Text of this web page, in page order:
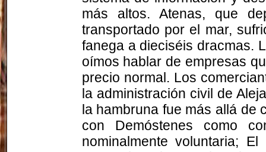
más altos. Atenas, que
transportado por el mar,
fanega a dieciséis dracmas.
oímos hablar de empresas
precio normal. Los
la administración civil de
la hambruna fue más allá de
con Demóstenes como
nominalmente voluntaria;